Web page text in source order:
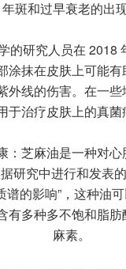
年斑和过早衰老的出现
的研究人员在 2018
涂抹在皮肤上可能
外线的伤害。在一
于治疗皮肤上的真菌
：芝麻油是一种对
研究中进行和发表
谱的影响”，这种油
有多种多不饱和脂
麻素。